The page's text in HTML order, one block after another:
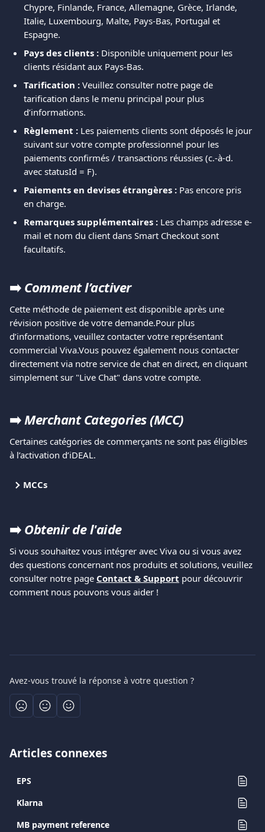
Chypre, Finlande, France, Allemagne, Grèce, Irlande,
Italie, Luxembourg, Malte, Pays-Bas, Portugal et
Espagne.
Pays des clients : Disponible uniquement pour les
clients résidant aux Pays-Bas.
Tarification : Veuillez consulter notre page de
tarification dans le menu principal pour plus
d’informations.
Règlement : Les paiements clients sont déposés le jour
suivant sur votre compte professionnel pour les
paiements confirmés / transactions réussies (c.-à-d.
avec statusId = F).
Paiements en devises étrangères : Pas encore pris
en charge.
Remarques supplémentaires : Les champs adresse e-
mail et nom du client dans Smart Checkout sont
facultatifs.
➡️ Comment l’activer
Cette méthode de paiement est disponible après une
révision positive de votre demande.Pour plus
d’informations, veuillez contacter votre représentant
commercial Viva.Vous pouvez également nous contacter
directement via notre service de chat en direct, en cliquant
simplement sur "Live Chat" dans votre compte.
➡️ Merchant Categories (MCC)
Certaines catégories de commerçants ne sont pas éligibles
à l’activation d’iDEAL.
MCCs
➡️ Obtenir de l'aide
Si vous souhaitez vous intégrer avec Viva ou si vous avez
des questions concernant nos produits et solutions, veuillez
consulter notre page Contact & Support pour découvrir
comment nous pouvons vous aider !
Avez-vous trouvé la réponse à votre question ?
Articles connexes
EPS
Klarna
MB payment reference